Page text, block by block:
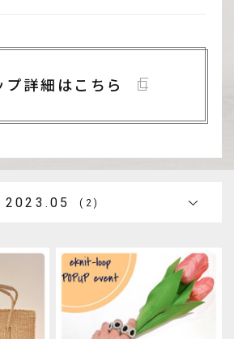
プ詳細はこちら
2023.05 (2)